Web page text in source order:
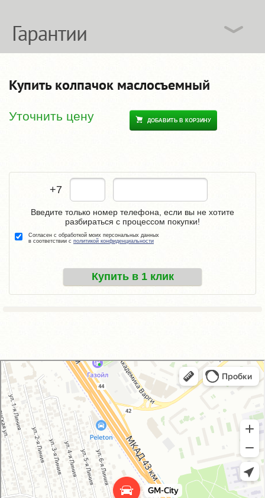
Гарантии
Купить колпачок маслосъемный
Уточнить цену ДОБАВИТЬ В КОРЗИНУ
+7
Купить в 1 клик
Введите только номер телефона, если вы не хотите
разбираться с процессом покупки!
Согласен с обработкой моих персональных данных
в соответствии с политикой конфиденциальности
GM-City&VAG-Repair
Автосервис, автотехцентр в Москве
Магазин автозапчастей и автотоваров в Москве